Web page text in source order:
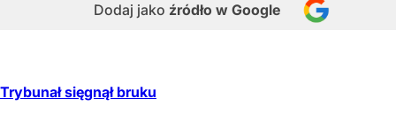
Dodaj jako źródło w Google
Trybunał sięgnął bruku